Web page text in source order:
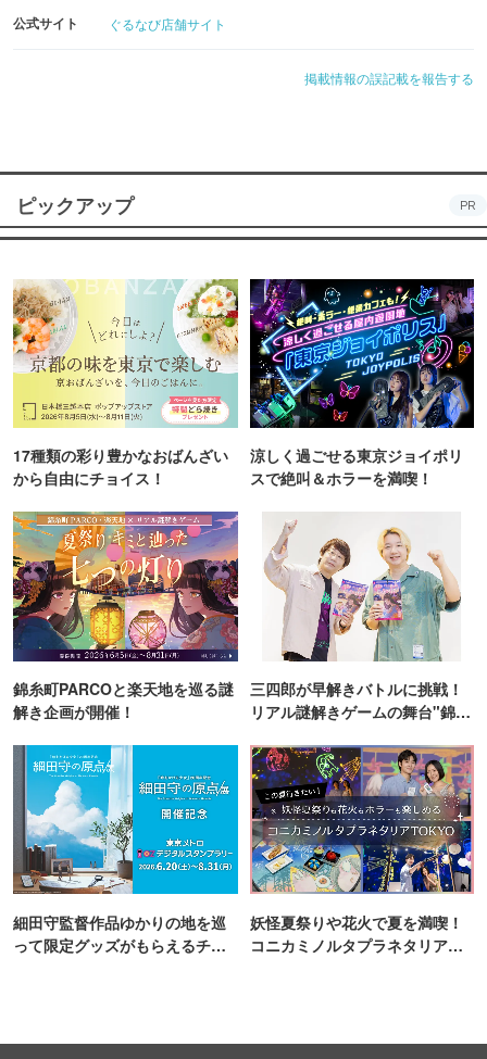
公式サイト ぐるなび店舗サイト
掲載情報の誤記載を報告する
ピックアップ PR
17種類の彩り豊かなおばんざい
から自由にチョイス！
涼しく過ごせる東京ジョイポリ
スで絶叫＆ホラーを満喫！
錦糸町PARCOと楽天地を巡る謎
解き企画が開催！
三四郎が早解きバトルに挑戦！
リアル謎解きゲームの舞台"錦糸
細田守監督作品ゆかりの地を巡
って限定グッズがもらえるチャ
妖怪夏祭りや花火で夏を満喫！
コニカミノルタプラネタリア